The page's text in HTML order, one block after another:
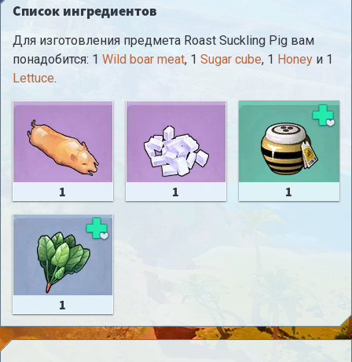
Список ингредиентов
Для изготовления предмета Roast Suckling Pig вам
понадобится: 1 Wild boar meat, 1 Sugar cube, 1 Honey и 1
Lettuce.
1 1 1
1